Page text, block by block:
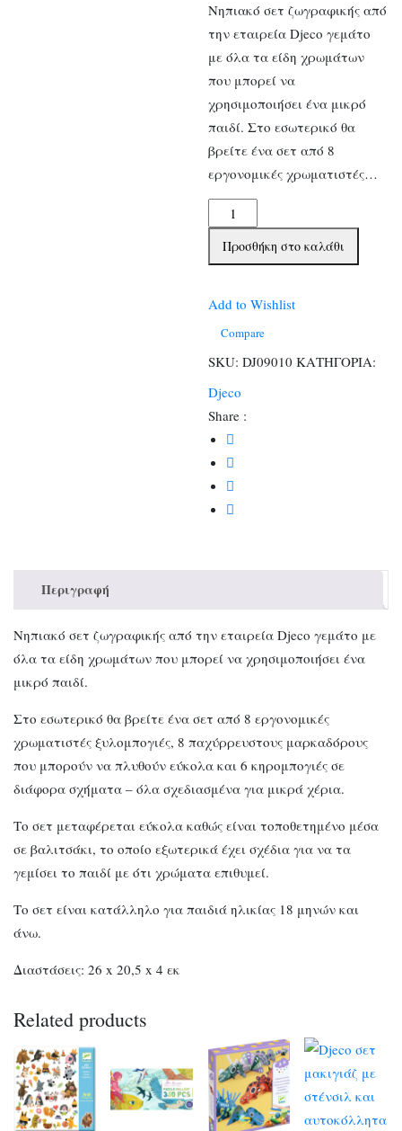
Νηπιακό σετ ζωγραφικής από
την εταιρεία Djeco γεμάτο
με όλα τα είδη χρωμάτων
που μπορεί να
χρησιμοποιήσει ένα μικρό
παιδί. Στο εσωτερικό θα
βρείτε ένα σετ από 8
εργονομικές χρωματιστές…
Djecο
Σετ
Ζωγραφικής
μικρά
παιδιά
Προσθήκη στο καλάθι
Add to Wishlist
Compare
SKU: DJ09010 ΚΑΤΗΓΟΡΙΑ:
Djeco
Share :
Περιγραφή
Νηπιακό σετ ζωγραφικής από την εταιρεία Djeco γεμάτο με
όλα τα είδη χρωμάτων που μπορεί να χρησιμοποιήσει ένα
μικρό παιδί.
Στο εσωτερικό θα βρείτε ένα σετ από 8 εργονομικές
χρωματιστές ξυλομπογιές, 8 παχύρρευστους μαρκαδόρους
που μπορούν να πλυθούν εύκολα και 6 κηρομπογιές σε
διάφορα σχήματα – όλα σχεδιασμένα για μικρά χέρια.
Το σετ μεταφέρεται εύκολα καθώς είναι τοποθετημένο μέσα
σε βαλιτσάκι, το οποίο εξωτερικά έχει σχέδια για να τα
γεμίσει το παιδί με ότι χρώματα επιθυμεί.
Το σετ είναι κατάλληλο για παιδιά ηλικίας 18 μηνών και
άνω.
Διαστάσεις: 26 x 20,5 x 4 εκ
Related products